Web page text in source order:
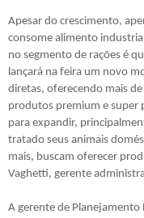
Apesar do crescimento,
consome alimento
no segmento de rações é
lançará na feira um novo
diretas, oferecendo mais
produtos premium e super
para expandir,
tratado seus animais
mais, buscam oferecer
Vaghetti, gerente
A gerente de